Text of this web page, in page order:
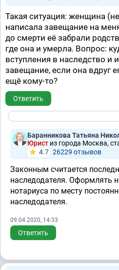
Такая ситуация: женщина
написала завещание на
до смерти её забрали
где она и умерла. Вопрос:
вступления в наследство и
завещание, если она вдруг
ещё кому-то?
Ответить
Баранникова Татьяна
Юрист из города Москва,
4.7 26229 отзывов
Законным считается
наследодателя. Оформлять
нотариуса по месту
наследодателя.
09.04.2020, 14:33
Ответить